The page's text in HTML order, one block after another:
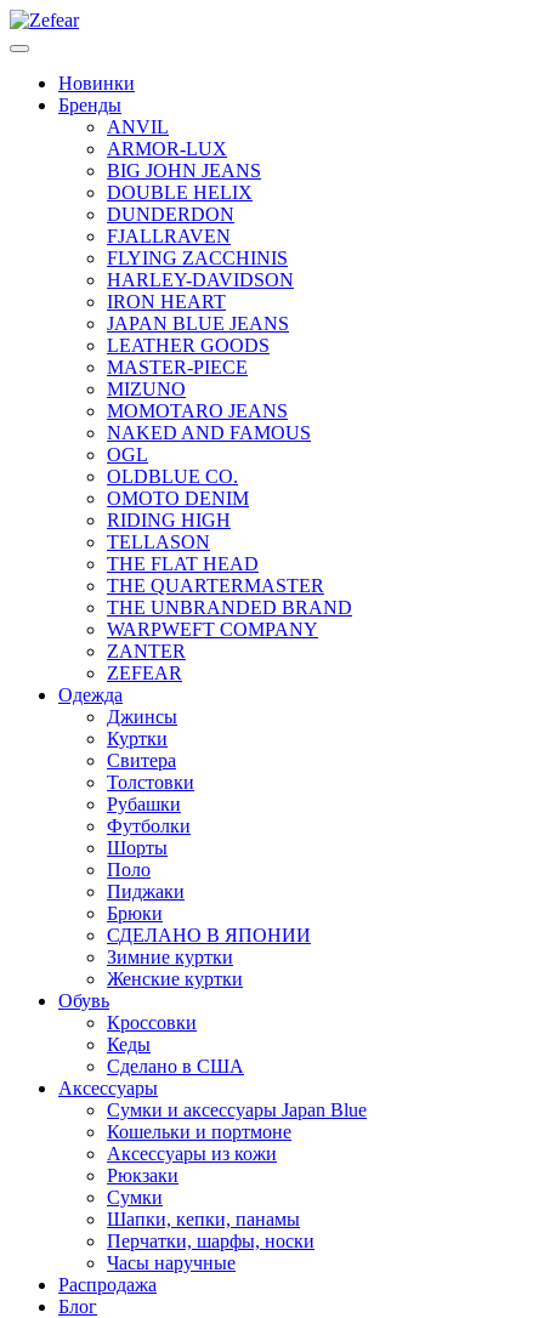
Новинки
Бренды
ANVIL
ARMOR-LUX
BIG JOHN JEANS
DOUBLE HELIX
DUNDERDON
FJALLRAVEN
FLYING ZACCHINIS
HARLEY-DAVIDSON
IRON HEART
JAPAN BLUE JEANS
LEATHER GOODS
MASTER-PIECE
MIZUNO
MOMOTARO JEANS
NAKED AND FAMOUS
OGL
OLDBLUE CO.
OMOTO DENIM
RIDING HIGH
TELLASON
THE FLAT HEAD
THE QUARTERMASTER
THE UNBRANDED BRAND
WARPWEFT COMPANY
ZANTER
ZEFEAR
Одежда
Джинсы
Куртки
Свитера
Толстовки
Рубашки
Футболки
Шорты
Поло
Пиджаки
Брюки
СДЕЛАНО В ЯПОНИИ
Зимние куртки
Женские куртки
Обувь
Кроссовки
Кеды
Сделано в США
Аксессуары
Сумки и аксессуары Japan Blue
Кошельки и портмоне
Аксессуары из кожи
Рюкзаки
Сумки
Шапки, кепки, панамы
Перчатки, шарфы, носки
Часы наручные
Распродажа
Блог